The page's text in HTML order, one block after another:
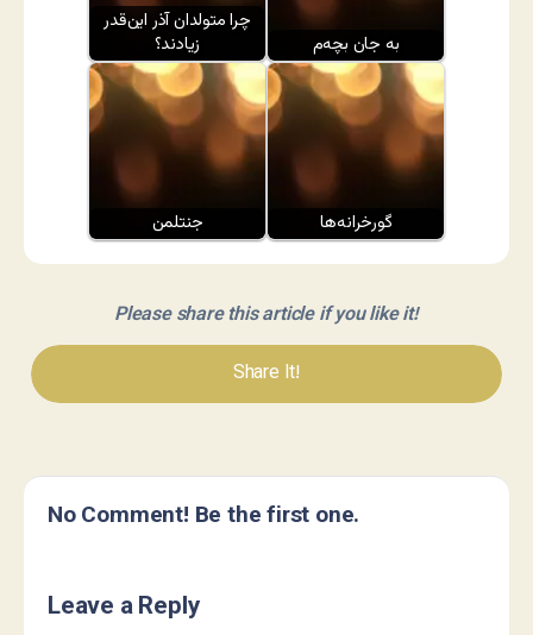
چرا متولدان آذر این‌قدر
زیادند؟
به جان بچه‌م
جنتلمن گورخرانه‌ها
Please share this article if you like it!
Share It!
No Comment! Be the first one.
Leave a Reply